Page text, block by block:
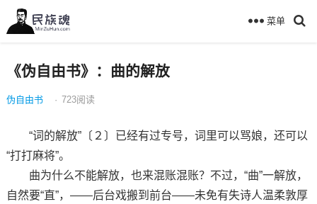
菜单
《伪自由书》：曲的解放
伪自由书 · 723阅读
“词的解放”〔２〕已经有过专号，词里可以骂娘，还可以
“打打麻将”。
曲为什么不能解放，也来混账混账？不过，“曲”一解放，
自然要“直”，——后台戏搬到前台——未免有失诗人温柔敦厚